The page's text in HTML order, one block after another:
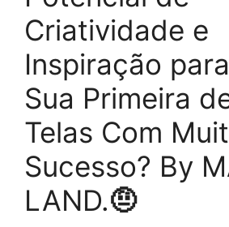
Criatividade e
Inspiração
Sua Primeira
Telas Com
Sucesso? By
LAND.🤨